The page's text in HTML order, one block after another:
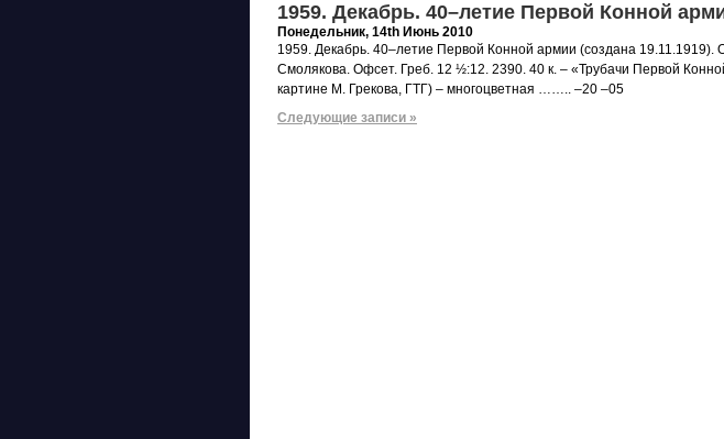
1959. Декабрь. 40–летие Первой Конной
Понедельник, 14th Июнь 2010
1959. Декабрь. 40–летие Первой Конной армии (создана
Смолякова. Офсет. Греб. 12 ½:12. 2390. 40 к. – «Трубачи Первой
картине М. Грекова, ГТГ) – многоцветная …….. –20 –05
Следующие записи »